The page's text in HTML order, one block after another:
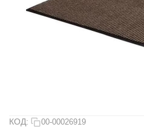
КОД: 00-00026919